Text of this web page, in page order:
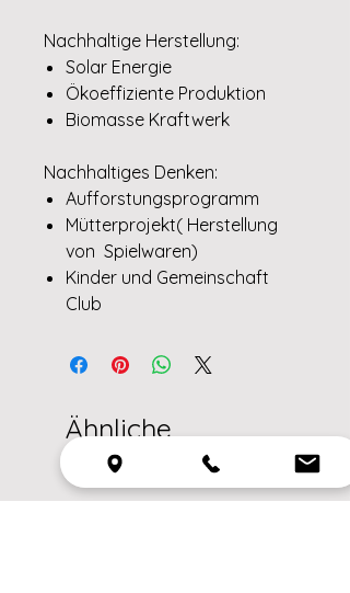
Nachhaltige Herstellung:
Solar Energie
Ökoeffiziente Produktion
Biomasse Kraftwerk
Nachhaltiges Denken:
Aufforstungsprogramm
Mütterprojekt( Herstellung
von Spielwaren)
Kinder und Gemeinschaft
Club
Ähnliche
Produkte